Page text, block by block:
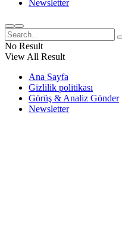
Newsletter
No Result
View All Result
Ana Sayfa
Gizlilik politikası
Görüş & Analiz Gönder
Newsletter